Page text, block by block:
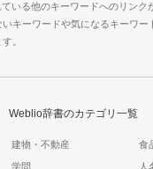
いる他のキーワードへのリンク
キーワードや気になるキーワー
。
Weblio辞書のカテゴリ一覧
建物・不動産 食
学問 人